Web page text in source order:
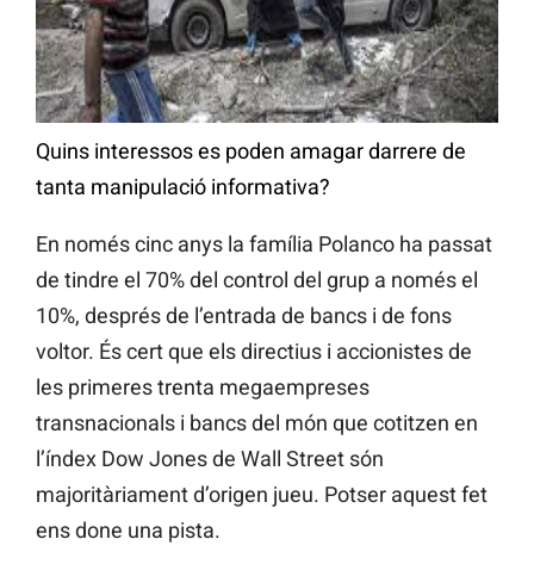
Quins interessos es poden amagar darrere de
tanta manipulació informativa?
En només cinc anys la família Polanco ha passat
de tindre el 70% del control del grup a només el
10%, després de l’entrada de bancs i de fons
voltor. És cert que els directius i accionistes de
les primeres trenta megaempreses
transnacionals i bancs del món que cotitzen en
l’índex Dow Jones de Wall Street són
majoritàriament d’origen jueu. Potser aquest fet
ens done una pista.